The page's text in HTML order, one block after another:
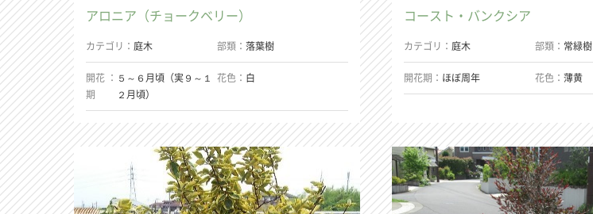
アロニア（チョークベリー）
カテゴリ 庭木 部類 落葉樹
開花
期
５～６月頃（実９～１
２月頃）
花色 白
コースト・バンクシア
カテゴリ 庭木 部類 常緑樹
開花期 ほぼ周年 花色 薄黄